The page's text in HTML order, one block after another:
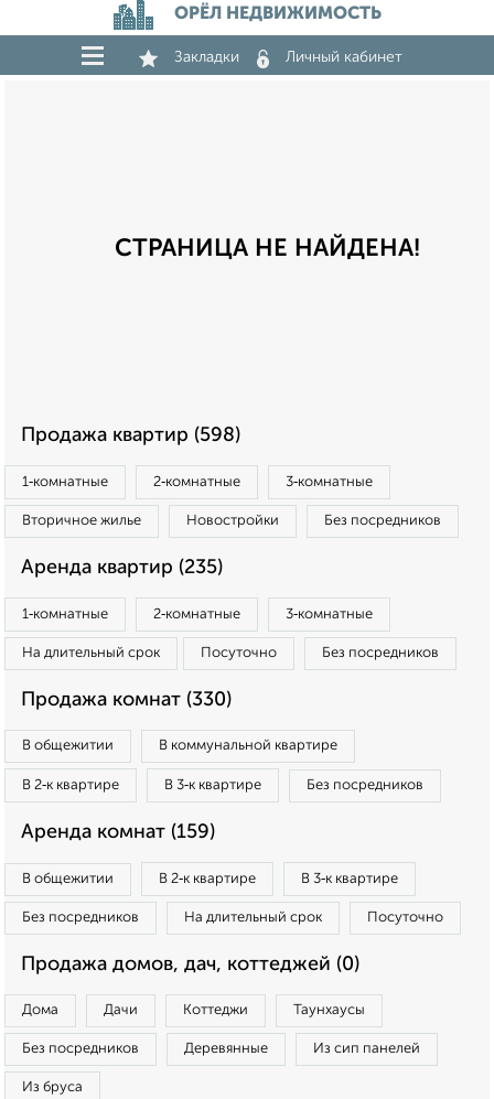
ОРЁЛ НЕДВИЖИМОСТЬ
Закладки Личный кабинет
СТРАНИЦА НЕ НАЙДЕНА!
Продажа квартир (598)
1‑комнатные 2‑комнатные 3‑комнатные
Вторичное жилье Новостройки Без посредников
Аренда квартир (235)
1‑комнатные 2‑комнатные 3‑комнатные
На длительный срок Посуточно Без посредников
Продажа комнат (330)
В общежитии В коммунальной квартире
В 2‑к квартире В 3‑к квартире Без посредников
Аренда комнат (159)
В общежитии В 2‑к квартире В 3‑к квартире
Без посредников На длительный срок Посуточно
Продажа домов, дач, коттеджей (0)
Дома Дачи Коттеджи Таунхаусы
Без посредников Деревянные Из сип панелей
Из бруса